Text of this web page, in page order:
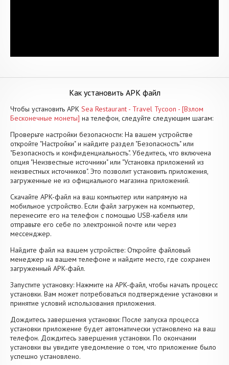
Как установить APK файл
Чтобы установить APK Sea Restaurant - Travel Tycoon - [Взлом
Бесконечные монеты] на телефон, следуйте следующим шагам:
Проверьте настройки безопасности: На вашем устройстве
откройте "Настройки" и найдите раздел "Безопасность" или
"Безопасность и конфиденциальность". Убедитесь, что включена
опция "Неизвестные источники" или "Установка приложений из
неизвестных источников". Это позволит установить приложения,
загруженные не из официального магазина приложений.
Скачайте APK-файл на ваш компьютер или напрямую на
мобильное устройство. Если файл загружен на компьютер,
перенесите его на телефон с помощью USB-кабеля или
отправьте его себе по электронной почте или через
мессенджер.
Найдите файл на вашем устройстве: Откройте файловый
менеджер на вашем телефоне и найдите место, где сохранен
загруженный APK-файл.
Запустите установку: Нажмите на APK-файл, чтобы начать процесс
установки. Вам может потребоваться подтверждение установки и
принятие условий использования приложения.
Дождитесь завершения установки: После запуска процесса
установки приложение будет автоматически установлено на ваш
телефон. Дождитесь завершения установки. По окончании
установки вы увидите уведомление о том, что приложение было
успешно установлено.